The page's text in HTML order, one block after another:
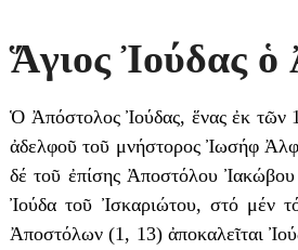
Ἅγιος Ἰούδας ὁ
Ὁ Ἀπόστολος Ἰούδας, ἕνας ἐκ τῶν
ἀδελφοῦ τοῦ μνήστορος Ἰωσήφ
δέ τοῦ ἐπίσης Ἀποστόλου
Ἰούδα τοῦ Ἰσκαριώτου, στό μέν
Ἀποστόλων (1, 13) ἀποκαλεῖται